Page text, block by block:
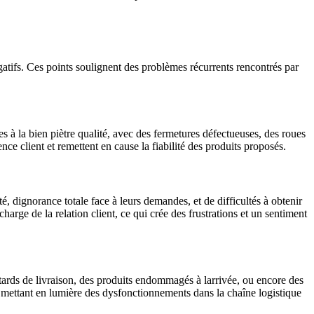
Ces points soulignent des problèmes récurrents rencontrés par
la bien piètre qualité, avec des fermetures défectueuses, des roues
client et remettent en cause la fiabilité des produits proposés.
dignorance totale face à leurs demandes, et de difficultés à obtenir
de la relation client, ce qui crée des frustrations et un sentiment
de livraison, des produits endommagés à larrivée, ou encore des
en lumière des dysfonctionnements dans la chaîne logistique